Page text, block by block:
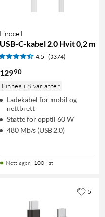
Linocell
USB-C-kabel 2.0 Hvit 0,2 m
4.5 (3374)
12990
Finnes i 8 varianter
Ladekabel for mobil og
nettbrett
Støtte for opptil 60 W
480 Mb/s (USB 2.0)
Nettlager: 100+ st
5